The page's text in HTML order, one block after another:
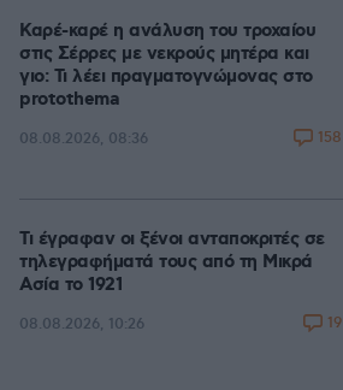
Καρέ-καρέ η ανάλυση του τροχαίου
στις Σέρρες με νεκρούς μητέρα και
γιο: Τι λέει πραγματογνώμονας στο
protothema
08.08.2026, 08:36 158
Τι έγραφαν οι ξένοι ανταποκριτές σε
τηλεγραφήματά τους από τη Μικρά
Ασία το 1921
08.08.2026, 10:26 19